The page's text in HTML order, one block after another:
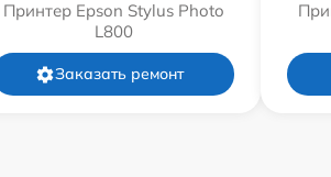
Принтер Epson Stylus Photo
L800
Заказать ремонт